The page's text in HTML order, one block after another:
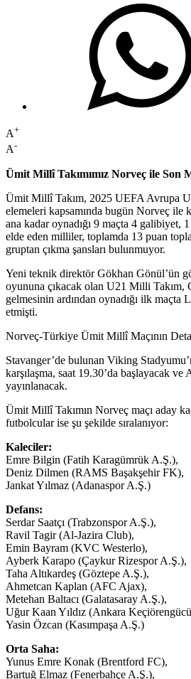
A+
A-
Ümit Millî Takımımız Norveç ile Son
Ümit Millî Takım, 2025 UEFA Avrupa
elemeleri kapsamında bugün Norveç ile
ana kadar oynadığı 9 maçta 4 galibiyet,
elde eden milliler, toplamda 13 puan
gruptan çıkma şansları bulunmuyor.
Yeni teknik direktör Gökhan Gönül’ün
oyununa çıkacak olan U21 Milli Takım,
gelmesinin ardından oynadığı ilk maçta
etmişti.
Norveç-Türkiye Ümit Millî Maçının
Stavanger’de bulunan Viking
karşılaşma, saat 19.30’da başlayacak ve
yayınlanacak.
Ümit Millî Takımın Norveç maçı aday
futbolcular ise şu şekilde sıralanıyor:
Kaleciler:
Emre Bilgin (Fatih Karagümrük A.Ş.),
Deniz Dilmen (RAMS Başakşehir FK),
Jankat Yılmaz (Adanaspor A.Ş.)
Defans:
Serdar Saatçı (Trabzonspor A.Ş.),
Ravil Tagir (Al-Jazira Club),
Emin Bayram (KVC Westerlo),
Ayberk Karapo (Çaykur Rizespor A.Ş.),
Taha Altıkardeş (Göztepe A.Ş.),
Ahmetcan Kaplan (AFC Ajax),
Metehan Baltacı (Galatasaray A.Ş.),
Uğur Kaan Yıldız (Ankara
Yasin Özcan (Kasımpaşa A.Ş.)
Orta Saha:
Yunus Emre Konak (Brentford FC),
Bartuğ Elmaz (Fenerbahçe A.Ş.),